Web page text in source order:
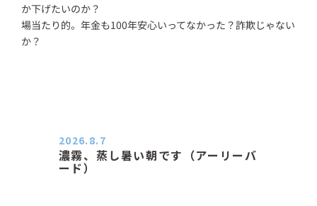
か下げたいのか？
場当たり的。年金も100年安心いってなかった？詐欺じゃない
か？
濃霧、蒸し暑い朝です（アーリーバ
ード）
2026.8.7